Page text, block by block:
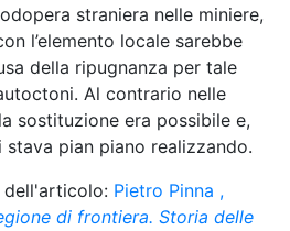
straniera nelle miniere,
l’elemento locale sarebbe
della ripugnanza per tale
Al contrario nelle
sostituzione era possibile e,
pian piano realizzando.
dell'articolo: Pietro Pinna ,
di frontiera. Storia delle